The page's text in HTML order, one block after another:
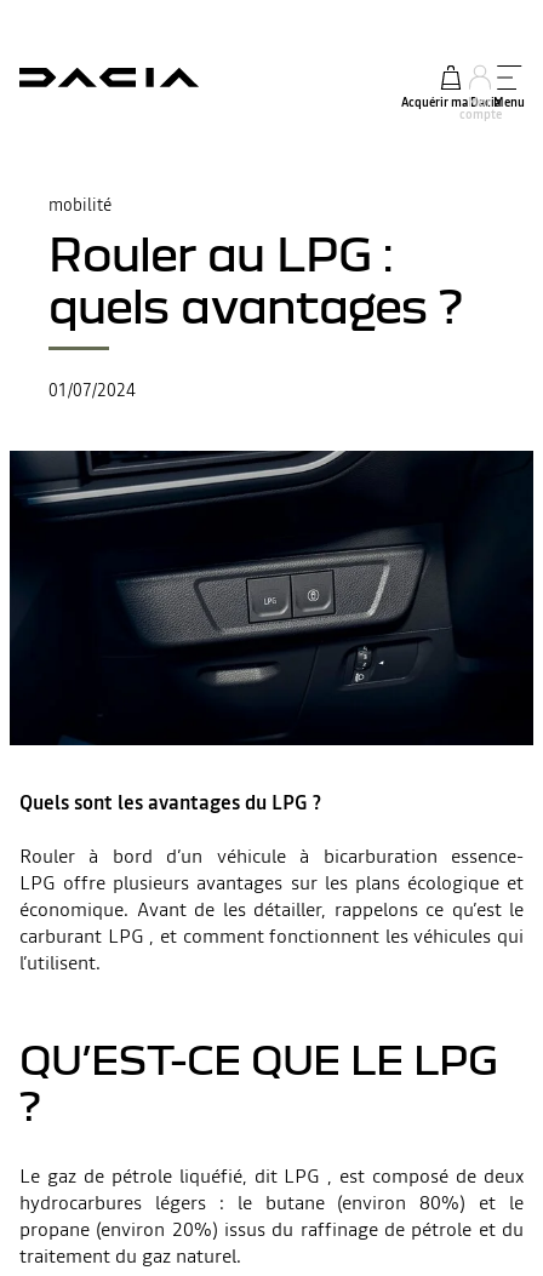
Acquérir ma Dacia
Mon
compte
Menu
mobilité
Rouler au LPG :
quels avantages ?
01/07/2024
Quels sont les avantages du LPG ?
Rouler à bord d’un véhicule à bicarburation essence-
LPG offre plusieurs avantages sur les plans écologique et
économique. Avant de les détailler, rappelons ce qu’est le
carburant LPG , et comment fonctionnent les véhicules qui
l’utilisent.
QU’EST-CE QUE LE LPG
?
Le gaz de pétrole liquéfié, dit LPG , est composé de deux
hydrocarbures légers : le butane (environ 80%) et le
propane (environ 20%) issus du raffinage de pétrole et du
traitement du gaz naturel.